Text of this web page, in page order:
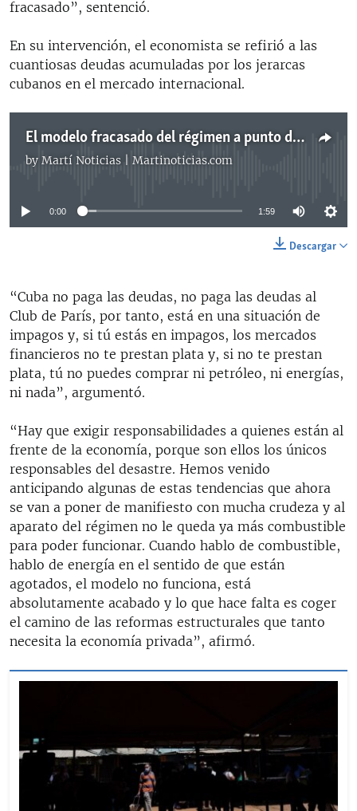
fracasado”, sentenció.
En su intervención, el economista se refirió a las
cuantiosas deudas acumuladas por los jerarcas
cubanos en el mercado internacional.
El modelo fracasado del régimen a punto de hundir a Cuba definitivamente, predice economista
by Martí Noticias | Martinoticias.com
No media source currently available
0:00 1:59
Descargar
“Cuba no paga las deudas, no paga las deudas al
Club de París, por tanto, está en una situación de
impagos y, si tú estás en impagos, los mercados
financieros no te prestan plata y, si no te prestan
plata, tú no puedes comprar ni petróleo, ni energías,
ni nada”, argumentó.
“Hay que exigir responsabilidades a quienes están al
frente de la economía, porque son ellos los únicos
responsables del desastre. Hemos venido
anticipando algunas de estas tendencias que ahora
se van a poner de manifiesto con mucha crudeza y al
aparato del régimen no le queda ya más combustible
para poder funcionar. Cuando hablo de combustible,
hablo de energía en el sentido de que están
agotados, el modelo no funciona, está
absolutamente acabado y lo que hace falta es coger
el camino de las reformas estructurales que tanto
necesita la economía privada”, afirmó.